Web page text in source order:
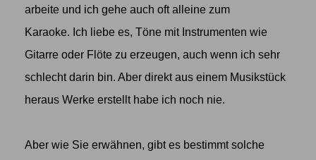
arbeite und ich gehe auch oft alleine zum
Karaoke. Ich liebe es, Töne mit Instrumenten wie
Gitarre oder Flöte zu erzeugen, auch wenn ich sehr
schlecht darin bin. Aber direkt aus einem Musikstück
heraus Werke erstellt habe ich noch nie.
Aber wie Sie erwähnen, gibt es bestimmt solche